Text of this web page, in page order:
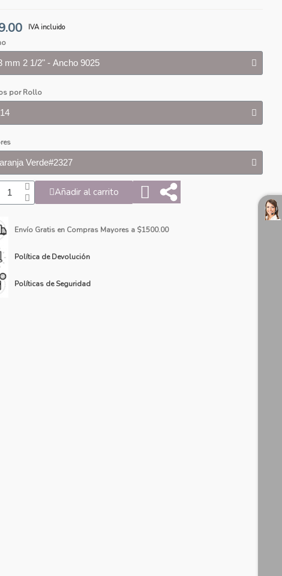
IVA incluido
por Rollo
Añadir al carrito
Envío Gratis en Compras Mayores a $1500.00
Política de Devolución
Políticas de Seguridad